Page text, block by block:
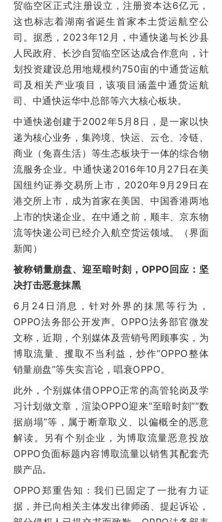
贸临空区正式注册设立，注册资本达6亿元，
这也标志着湖南省诞生首家本土货运航空公
司。据悉，2023年12月，中通快递与长沙县
人民政府、长沙自贸临空区达成合作意向，计
划投资建设总用地规模约750亩的中通货运航
司及相关产业项目，该项目涵盖中通货运航
司、中通快运华中总部等六大核心板块。
中通快递创建于2002年5月8日，是一家以快
递为核心业务，集跨境、快运、云仓、冷链、
商业（兔喜生活）等生态板块于一体的综合物
流服务企业。中通快递2016年10月27日在美
国纽约证券交易所上市，2020年9月29日在
港交所上市，成为首家在美国、中国香港两地
上市的快递企业。在中通之前，顺丰、京东物
流等快递公司已经介入航空货运领域。（界面
新闻）
被称销量崩盘、迎至暗时刻，OPPO回应：坚
决打击恶意抹黑
6月24日消息，针对外界的抹黑等行为，
OPPO法务部公开发声。OPPO法务部官微发
文称，近期，个别媒体及营销号罔顾事实，为
博取流量、攫取不当利益，炒作“OPPO整体
销量崩盘”等失实言论，唱衰OPPO。
此外，个别媒体借OPPO正常的高管轮岗及学
习计划做文章，渲染OPPO迎来“至暗时刻”“数
据崩塌”等，属于断章取义、以偏概全的恶意
解读。另有个别企业，为博取流量恶意投放
OPPO负面标题内容博取流量以销售其配套壳
膜产品。
OPPO郑重告知：我们已固定了一批有力证
据，并已向相关主体发出律师函、提起诉讼，